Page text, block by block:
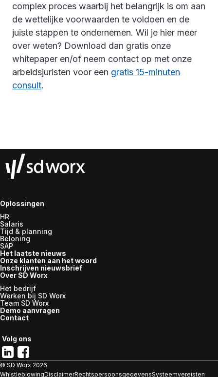
complex proces waarbij het belangrijk is om aan
de wettelijke voorwaarden te voldoen en de
juiste stappen te ondernemen. Wil je hier meer
over weten? Download dan gratis onze
whitepaper en/of neem contact op met onze
arbeidsjuristen voor een gratis 15-minuten
consult.
Oplossingen
HR
Salaris
Tijd & planning
Beloning
SAP
Het laatste nieuws
Onze klanten aan het woord
Inschrijven nieuwsbrief
Over SD Worx
Het bedrijf
Werken bij SD Worx
Team SD Worx
Demo aanvragen
Contact
Volg ons
© SD Worx 2026
WhistleblowingDisclaimerRechtspersoonsgegevensSysteemvereisten